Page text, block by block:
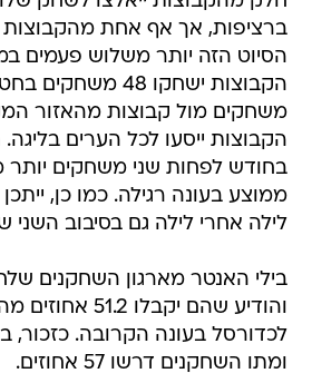
ברציפות, אך אף אחת
הסיוט הזה יותר משלוש פעמים
משחקים מול קבוצות מהאזור
הקבוצות ייסעו לכל הערים
בחודש לפחות שני משחקים
ממוצע בעונה רגילה. כמו כן,
לילה אחרי לילה גם בסיבוב השני
בילי האנטר מארגון השחקנים
והודיע שהם
לכדורסל בעונה הקרובה.
ומתו השחקנים דרשו 57 אחוזים.